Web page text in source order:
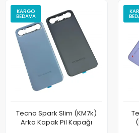
KARGO
BEDAVA
Tecno Spark Slim (KM7k)
Arka Kapak Pil Kapağı